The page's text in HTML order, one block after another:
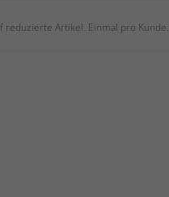
reduzierte Artikel. Einmal pro Kunde.